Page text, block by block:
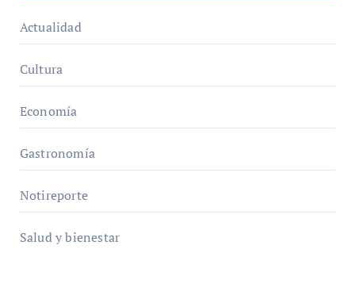
Actualidad
Cultura
Economía
Gastronomía
Notireporte
Salud y bienestar